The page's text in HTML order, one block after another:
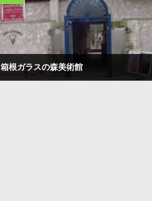
箱根ガラスの森美術館